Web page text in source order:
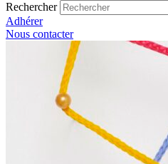
Rechercher
Adhérer
Nous contacter